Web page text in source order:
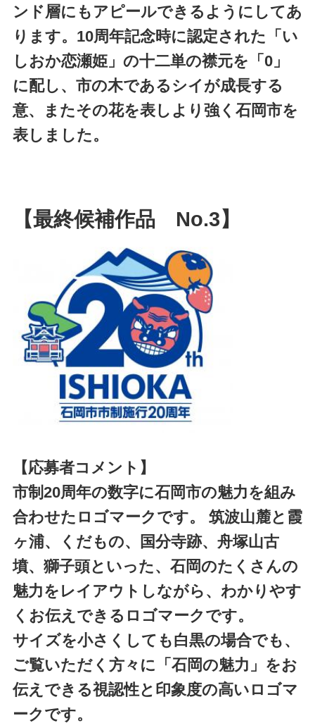
ンド層にもアピールできるようにしてあ
ります。10周年記念時に認定された「い
しおか恋瀬姫」の十二単の襟元を「0」
に配し、市の木であるシイが成長する
意、またその花を表しより強く石岡市を
表しました。
【最終候補作品 No.3】
【応募者コメント】
市制20周年の数字に石岡市の魅力を組み
合わせたロゴマークです。 筑波山麓と霞
ヶ浦、くだもの、国分寺跡、舟塚山古
墳、獅子頭といった、石岡のたくさんの
魅力をレイアウトしながら、わかりやす
くお伝えできるロゴマークです。
サイズを小さくしても白黒の場合でも、
ご覧いただく方々に「石岡の魅力」をお
伝えできる視認性と印象度の高いロゴマ
ークです。